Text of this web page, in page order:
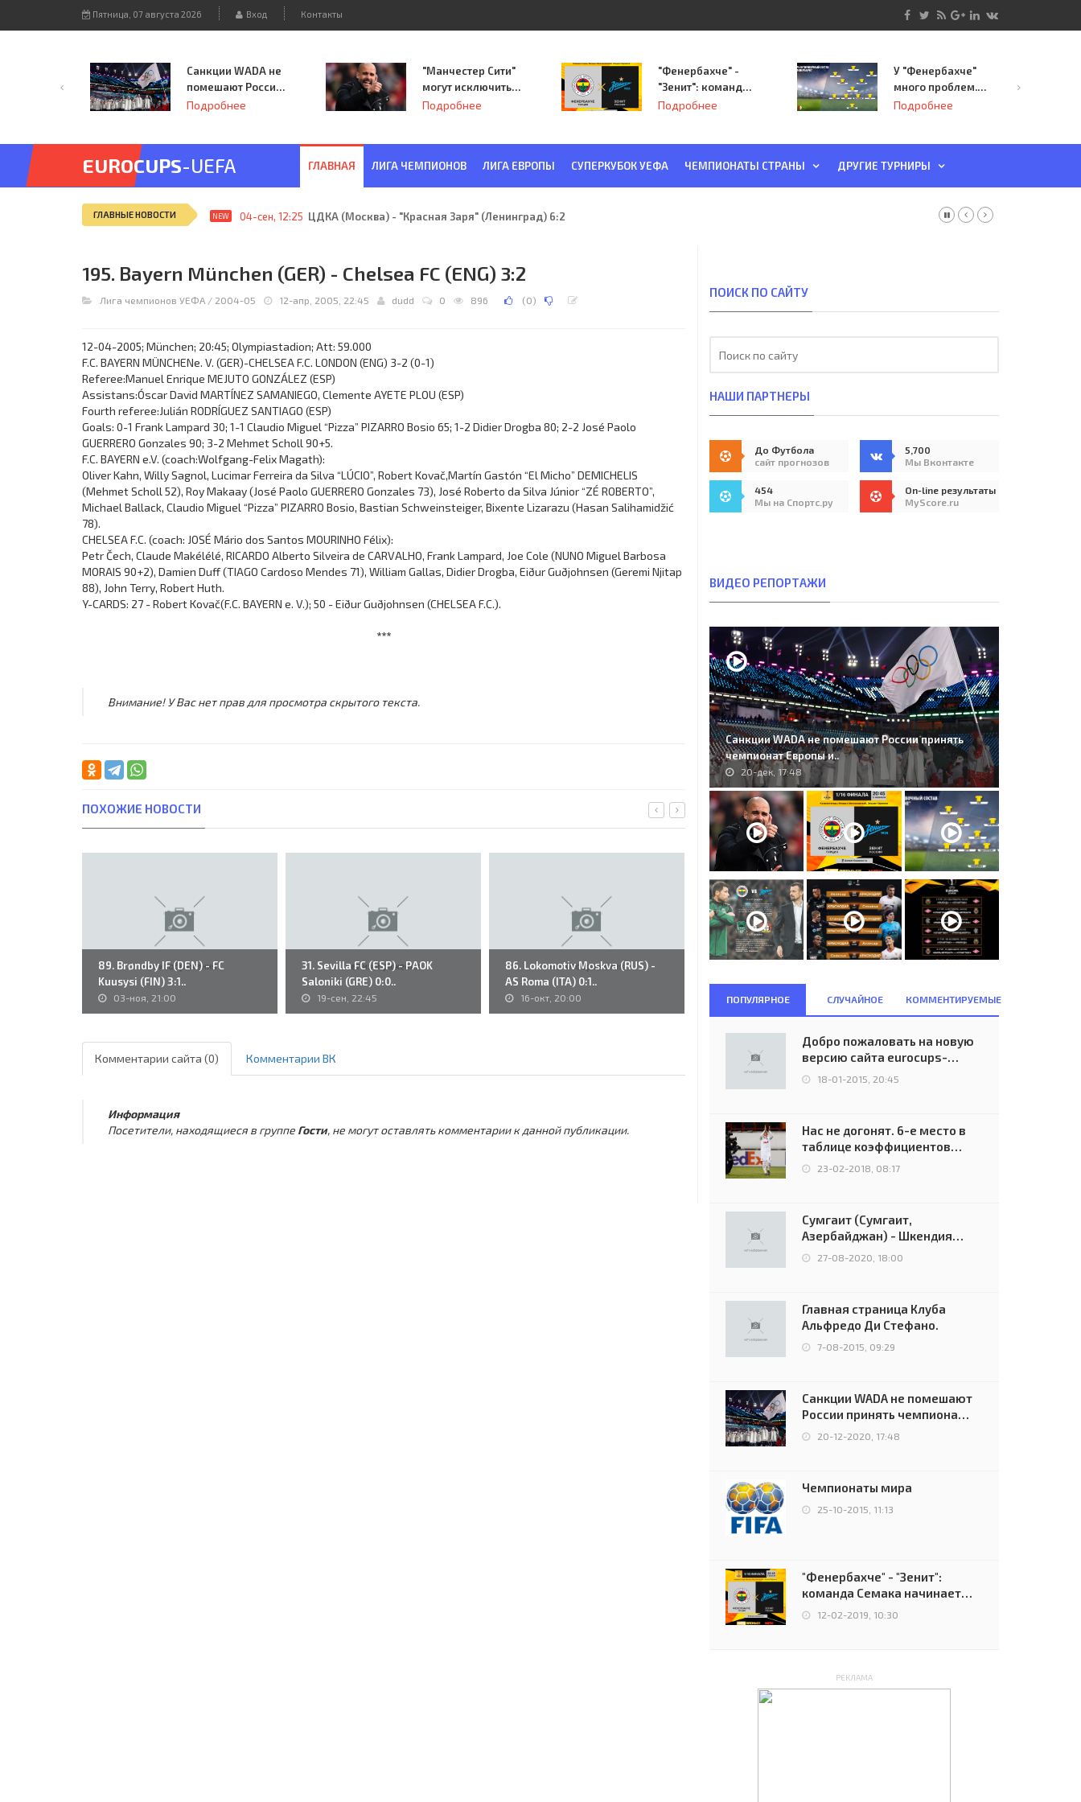
Пятница, 07 августа 2026 Вход Контакты
Санкции WADA не
помешают России
принять
Подробнее
"Манчестер Сити"
могут исключить
из Лиги
Подробнее
"Фенербахче" -
"Зенит": команда
Семака начинает
Подробнее
У "Фенербахче"
много проблем.
Но он опасен для
Подробнее
EUROCUPS-UEFA ГЛАВНАЯ ЛИГА ЧЕМПИОНОВ ЛИГА ЕВРОПЫ СУПЕРКУБОК УЕФА ЧЕМПИОНАТЫ СТРАНЫ ДРУГИЕ ТУРНИРЫ
ГЛАВНЫЕ НОВОСТИ NEW 04-сен, 12:25 ЦДКА (Москва) - "Красная Заря" (Ленинград) 6:2
195. Bayern München (GER) - Chelsea FC (ENG) 3:2
Лига чемпионов УЕФА / 2004-05 12-апр, 2005, 22:45 dudd 0 896 (0)
12-04-2005; München; 20:45; Olympiastadion; Att: 59.000
F.C. BAYERN MÜNCHENe. V. (GER)-CHELSEA F.C. LONDON (ENG) 3-2 (0-1)
Referee:Manuel Enrique MEJUTO GONZÁLEZ (ESP)
Assistans:Óscar David MARTÍNEZ SAMANIEGO, Clemente AYETE PLOU (ESP)
Fourth referee:Julián RODRÍGUEZ SANTIAGO (ESP)
Goals: 0-1 Frank Lampard 30; 1-1 Claudio Miguel “Pizza” PIZARRO Bosio 65; 1-2 Didier Drogba 80; 2-2 José Paolo
GUERRERO Gonzales 90; 3-2 Mehmet Scholl 90+5.
F.C. BAYERN e.V. (coach:Wolfgang-Felix Magath):
Oliver Kahn, Willy Sagnol, Lucimar Ferreira da Silva “LÚCIO”, Robert Kovač,Martín Gastón “El Micho” DEMICHELIS
(Mehmet Scholl 52), Roy Makaay (José Paolo GUERRERO Gonzales 73), José Roberto da Silva Júnior “ZÉ ROBERTO”,
Michael Ballack, Claudio Miguel “Pizza” PIZARRO Bosio, Bastian Schweinsteiger, Bixente Lizarazu (Hasan Salihamidžić
78).
CHELSEA F.C. (coach: JOSÉ Mário dos Santos MOURINHO Félix):
Petr Čech, Claude Makélélé, RICARDO Alberto Silveira de CARVALHO, Frank Lampard, Joe Cole (NUNO Miguel Barbosa
MORAIS 90+2), Damien Duff (TIAGO Cardoso Mendes 71), William Gallas, Didier Drogba, Eiður Guðjohnsen (Geremi Njitap
88), John Terry, Robert Huth.
Y-CARDS: 27 - Robert Kovač(F.C. BAYERN e. V.); 50 - Eiður Guðjohnsen (CHELSEA F.C.).
***
Внимание! У Вас нет прав для просмотра скрытого текста.
ПОХОЖИЕ НОВОСТИ
89. Brøndby IF (DEN) - FC
Kuusysi (FIN) 3:1..
03-ноя, 21:00
31. Sevilla FC (ESP) - PAOK
Saloniki (GRE) 0:0..
19-сен, 22:45
86. Lokomotiv Moskva (RUS) -
AS Roma (ITA) 0:1..
16-окт, 20:00
Dukla Praha (ČSSR) 3:0..
20-сен, 15:33 26-авг, 21:30
Комментарии сайта (0) Комментарии ВК
Информация
Посетители, находящиеся в группе Гости, не могут оставлять комментарии к данной публикации.
ПОИСК ПО САЙТУ
НАШИ ПАРТНЕРЫ
До Футбола
сайт прогнозов
5,700
Мы Вконтакте
454
Мы на Спортс.ру
On-line результаты
MyScore.ru
ВИДЕО РЕПОРТАЖИ
Санкции WADA не помешают России принять
чемпионат Европы и..
20-дек, 17:48
ПОПУЛЯРНОЕ СЛУЧАЙНОЕ КОММЕНТИРУЕМЫЕ
Добро пожаловать на новую
версию сайта eurocups-
uefa.ru
18-01-2015, 20:45
Нас не догонят. 6-е место в
таблице коэффициентов
УЕФА остаётся за Россией
23-02-2018, 08:17
Сумгаит (Сумгаит,
Азербайджан) - Шкендия
(Тетово, Северная
Македония) - 0:2 (0:0)
27-08-2020, 18:00
Главная страница Клуба
Альфредо Ди Стефано.
7-08-2015, 09:29
Санкции WADA не помешают
России принять чемпионат
Европы и финал Лиги
чемпионов.
20-12-2020, 17:48
Чемпионаты мира
25-10-2015, 11:13
"Фенербахче" - "Зенит":
команда Семака начинает
путь в плей-офф Лиги
12-02-2019, 10:30
РЕКЛАМА